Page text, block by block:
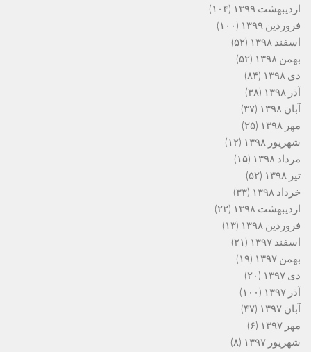
اردیبهشت ۱۳۹۹
(۱۰۴)
فروردین ۱۳۹۹
(۱۰۰)
اسفند ۱۳۹۸
(۵۲)
بهمن ۱۳۹۸
(۵۲)
دی ۱۳۹۸
(۸۴)
آذر ۱۳۹۸
(۳۸)
آبان ۱۳۹۸
(۳۷)
مهر ۱۳۹۸
(۲۵)
شهریور ۱۳۹۸
(۱۲)
مرداد ۱۳۹۸
(۱۵)
تیر ۱۳۹۸
(۵۲)
خرداد ۱۳۹۸
(۳۳)
اردیبهشت ۱۳۹۸
(۲۲)
فروردین ۱۳۹۸
(۱۳)
اسفند ۱۳۹۷
(۲۱)
بهمن ۱۳۹۷
(۱۹)
دی ۱۳۹۷
(۲۰)
آذر ۱۳۹۷
(۱۰۰)
آبان ۱۳۹۷
(۴۷)
مهر ۱۳۹۷
(۶)
شهریور ۱۳۹۷
(۸)